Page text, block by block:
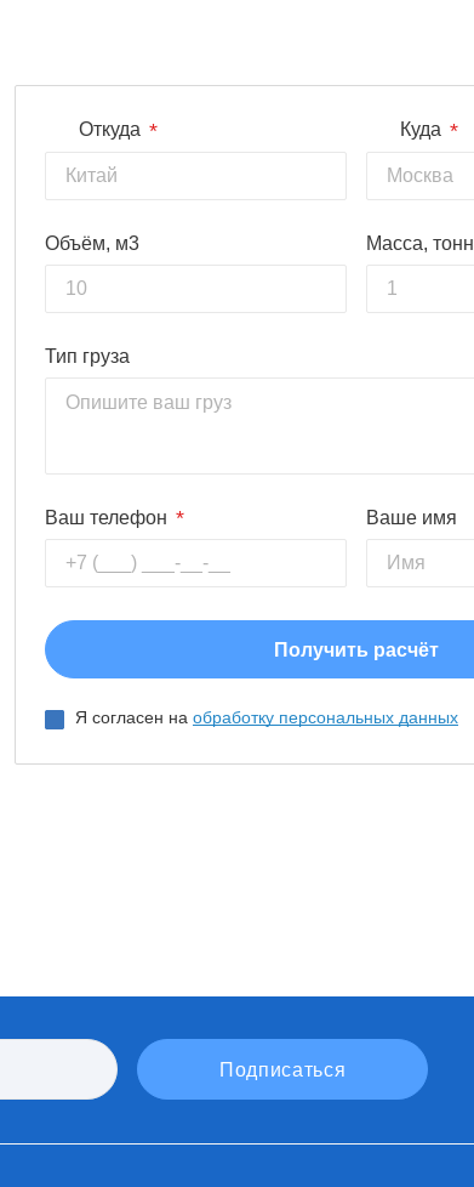
Откуда * Куда *
Объём, м3 Масса, тонн
Тип груза
Ваш телефон * Ваше имя
Я согласен на обработку персональных данных